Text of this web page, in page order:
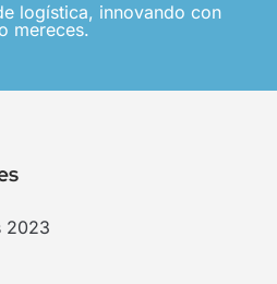
logística, innovando con
mereces.
2023